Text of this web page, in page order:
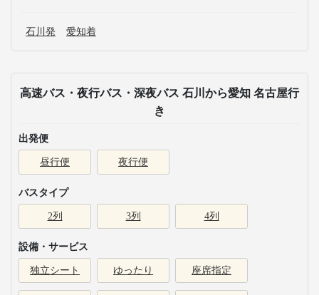
石川発 愛知着
高速バス・夜行バス・深夜バス 石川から愛知 名古屋行
き
出発便
昼行便 夜行便
バスタイプ
2列 3列 4列
設備・サービス
独立シート ゆったり 座席指定